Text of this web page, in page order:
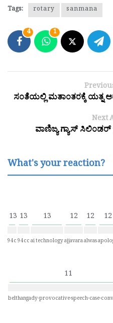
Tags: rotary sanmana
4 1
ಸಂತೆಯಲ್ಲಿ ಮತಾಂತರಕ್ಕೆ ಯತ್ನ
Next
ವಾಣಿಜ್ಯ ಗ್ಯಾಸ್
What's your reaction?
13
94c
13
94cc
13
ai technology
12
ajjavara
12
alwas
12
11
belthangady-provocative-speech-case-